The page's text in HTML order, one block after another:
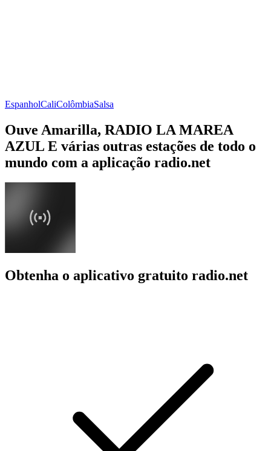
EspanholCaliColômbiaSalsa
Ouve Amarilla, RADIO LA MAREA
AZUL E várias outras estações de todo o
mundo com a aplicação radio.net
Obtenha o aplicativo gratuito radio.net